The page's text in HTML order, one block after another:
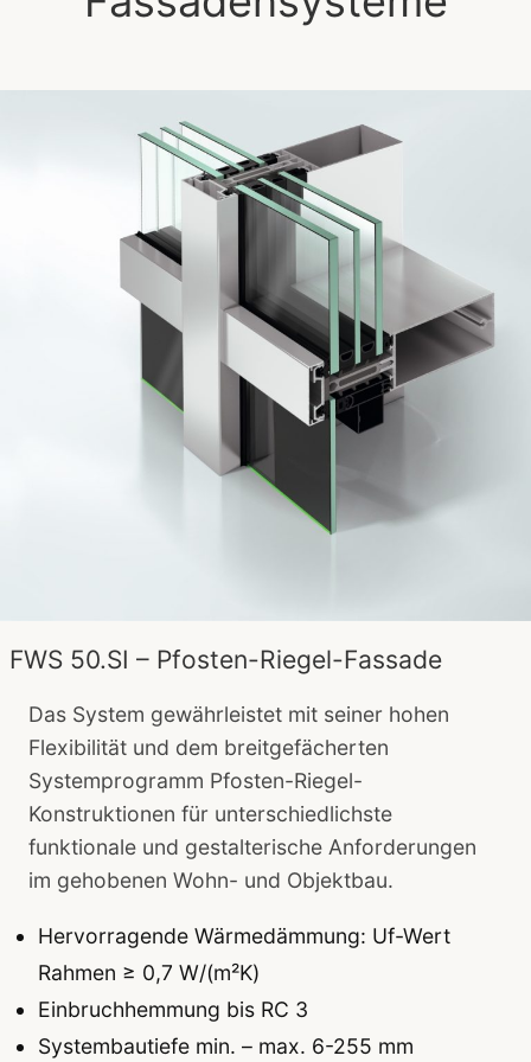
FWS 50.SI – Pfosten-Riegel-Fassade
Das System gewährleistet mit seiner hohen
Flexibilität und dem breitgefächerten
Systemprogramm Pfosten-Riegel-
Konstruktionen für unterschiedlichste
funktionale und gestalterische Anforderungen
im gehobenen Wohn- und Objektbau.
Hervorragende Wärmedämmung: Uf-Wert
Rahmen ≥ 0,7 W/(m²K)
Einbruchhemmung bis RC 3
Systembautiefe min. – max. 6-255 mm